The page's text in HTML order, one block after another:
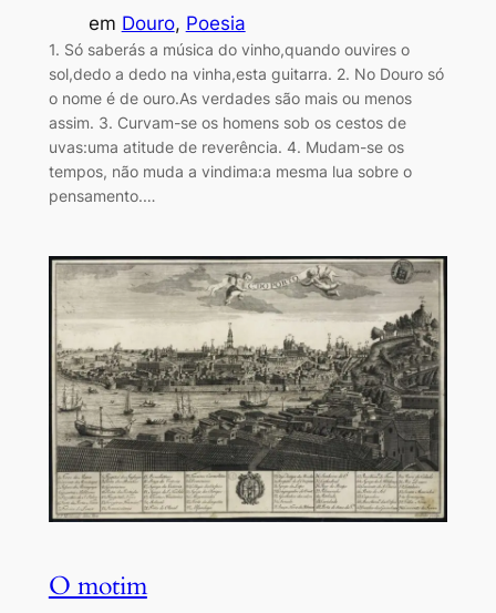
em Douro, Poesia
1. Só saberás a música do vinho,quando ouvires o
sol,dedo a dedo na vinha,esta guitarra. 2. No Douro só
o nome é de ouro.As verdades são mais ou menos
assim. 3. Curvam-se os homens sob os cestos de
uvas:uma atitude de reverência. 4. Mudam-se os
tempos, não muda a vindima:a mesma lua sobre o
pensamento.…
O motim